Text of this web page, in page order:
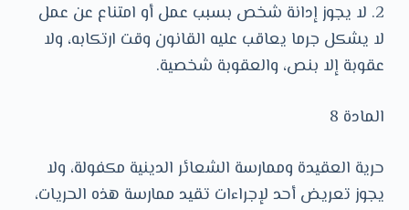
2. لا يجوز إدانة شخص بسبب عمل أو امتناع عن عمل
لا يشكل جرما يعاقب عليه القانون وقت ارتكابه، ولا
عقوبة إلا بنص، والعقوبة شخصية.
المادة 8
حرية العقيدة وممارسة الشعائر الدينية مكفولة، ولا
يجوز تعريض أحد لإجراءات تقيد ممارسة هذه الحريات،